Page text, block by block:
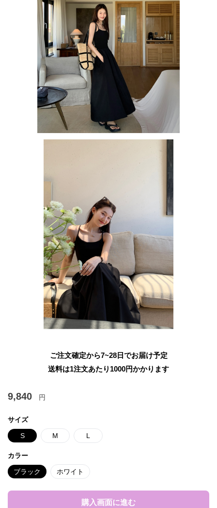
ご注文確定から7~28日でお届け予定
送料は1注文あたり 1000円かかります
9,840 円
サイズ
S M L
カラー
ブラック ホワイト
購入画面に進む